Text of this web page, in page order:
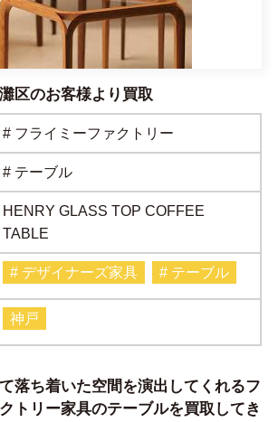
区のお客様より買取
# フライミーファクトリー
# テーブル
HENRY GLASS TOP COFFEE
TABLE
# デザイナーズ家具 # テーブル
神戸
落ち着いた空間を演出してくれるフ
トリー家具のテーブルを買取してき